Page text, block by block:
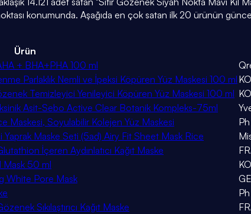
konumunda. Aşağıda en çok satan ilk 20 ürünün
Ürün
+ BHA+PHA 100 ml
Parlaklık Nemli ve İpeksi Köpüren Yüz Maskesi 100 ml
Temizleyici Yenileyici Köpüren Yüz Maskesi 100 ml
Asit-Sebo Active Clear Botanik Kompleks-75ml
Maskesi, Soyulabilir Kolejen Yüz Maskesi
Yaprak Maske Seti (5ad) Airy Fit Sheet Mask Rice
İçeren Aydınlatıcı Kağıt Maske
Mask 50 ml
White Pore Mask
Sıkılaştırıcı Kağıt Maske